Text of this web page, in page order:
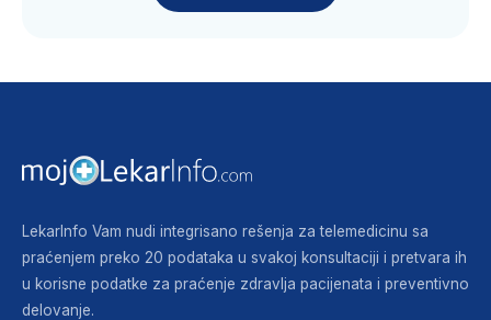
LekarInfo Vam nudi integrisano rešenja za telemedicinu sa
praćenjem preko 20 podataka u svakoj konsultaciji i pretvara ih
u korisne podatke za praćenje zdravlja pacijenata i preventivno
delovanje.